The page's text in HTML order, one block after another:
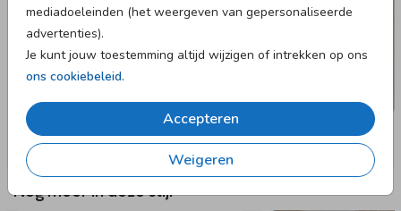
mediadoeleinden (het weergeven van gepersonaliseerde
advertenties).
Je kunt jouw toestemming altijd wijzigen of intrekken op ons
ons cookiebeleid.
Accepteren
Weigeren